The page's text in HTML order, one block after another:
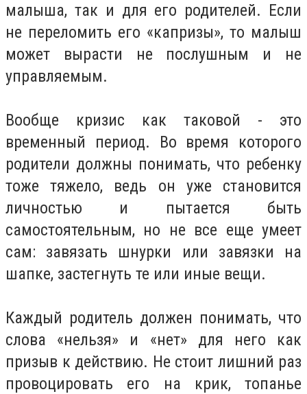
малыша, так и для его родителей. Если
не переломить его «капризы», то малыш
может вырасти не послушным и не
управляемым.
Вообще кризис как таковой - это
временный период. Во время которого
родители должны понимать, что ребенку
тоже тяжело, ведь он уже становится
личностью и пытается быть
самостоятельным, но не все еще умеет
сам: завязать шнурки или завязки на
шапке, застегнуть те или иные вещи.
Каждый родитель должен понимать, что
слова «нельзя» и «нет» для него как
призыв к действию. Не стоит лишний раз
провоцировать его на крик, топанье